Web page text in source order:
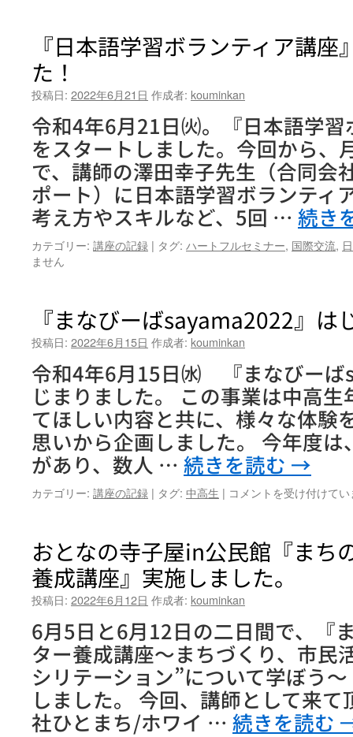
の
ろ
う』
は
じ
ま
り
ま
た
『日本語学習ボランティア講座
た！
投稿日: 2022年6月21日 作成者: kouminkan
令和4年6月21日㈫。『日本語学
をスタートしました。今回から、
で、講師の澤田幸子先生（合同会
ポート）に日本語学習ボランティ
考え方やスキルなど、5回 … 続き
カテゴリー: 講座の記録 | タグ: ハートフルセミナー, 国際交流,
ません
『まなびーばsayama2022』は
投稿日: 2022年6月15日 作成者: kouminkan
令和4年6月15日㈬ 『まなびーば
じまりました。 この事業は中高
てほしい内容と共に、様々な体験
思いから企画しました。 今年度
があり、数人 … 続きを読む →
カテゴリー: 講座の記録 | タグ: 中高生 | 『ま
ー
ば
sayama2022』
は
じ
り
ま
し
た！
は
コメントを受け付けて
おとなの寺子屋in公民館『まち
養成講座』実施しました。
投稿日: 2022年6月12日 作成者: kouminkan
6月5日と6月12日の二日間で、『
ター養成講座～まちづくり、市民
シリテーション”について学ぼう
しました。 今回、講師として来
社ひとまち/ホワイ … 続きを読む